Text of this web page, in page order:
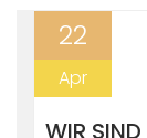
22
Apr
WIR